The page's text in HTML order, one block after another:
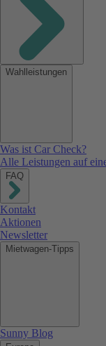
Wahlleistungen
Was ist Car Check?
Alle Leistungen auf
FAQ
Kontakt
Aktionen
Newsletter
Mietwagen-Tipps
Sunny Blog